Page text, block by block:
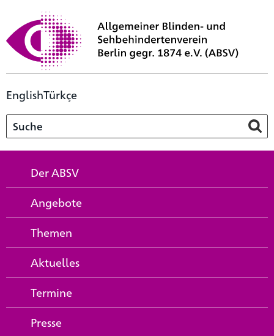
EnglishTürkçe
Der ABSV
Angebote
Themen
Aktuelles
Termine
Presse